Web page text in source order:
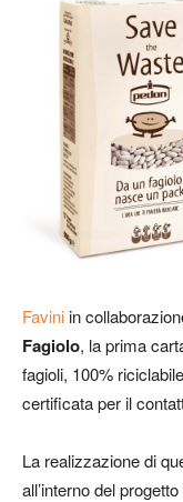
Faviniin
Fagiolo, la prima
fagioli, 100%
certificata per il
La realizzazione di
all’interno del